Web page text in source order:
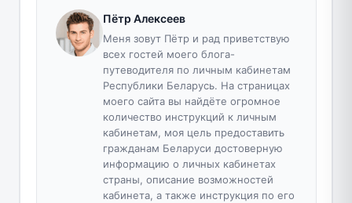
Пётр Алексеев
Меня зовут Пётр и рад приветствую
всех гостей моего блога-
путеводителя по личным кабинетам
Республики Беларусь. На страницах
моего сайта вы найдёте огромное
количество инструкций к личным
кабинетам, моя цель предоставить
гражданам Беларуси достоверную
информацию о личных кабинетах
страны, описание возможностей
кабинета, а также инструкция по его